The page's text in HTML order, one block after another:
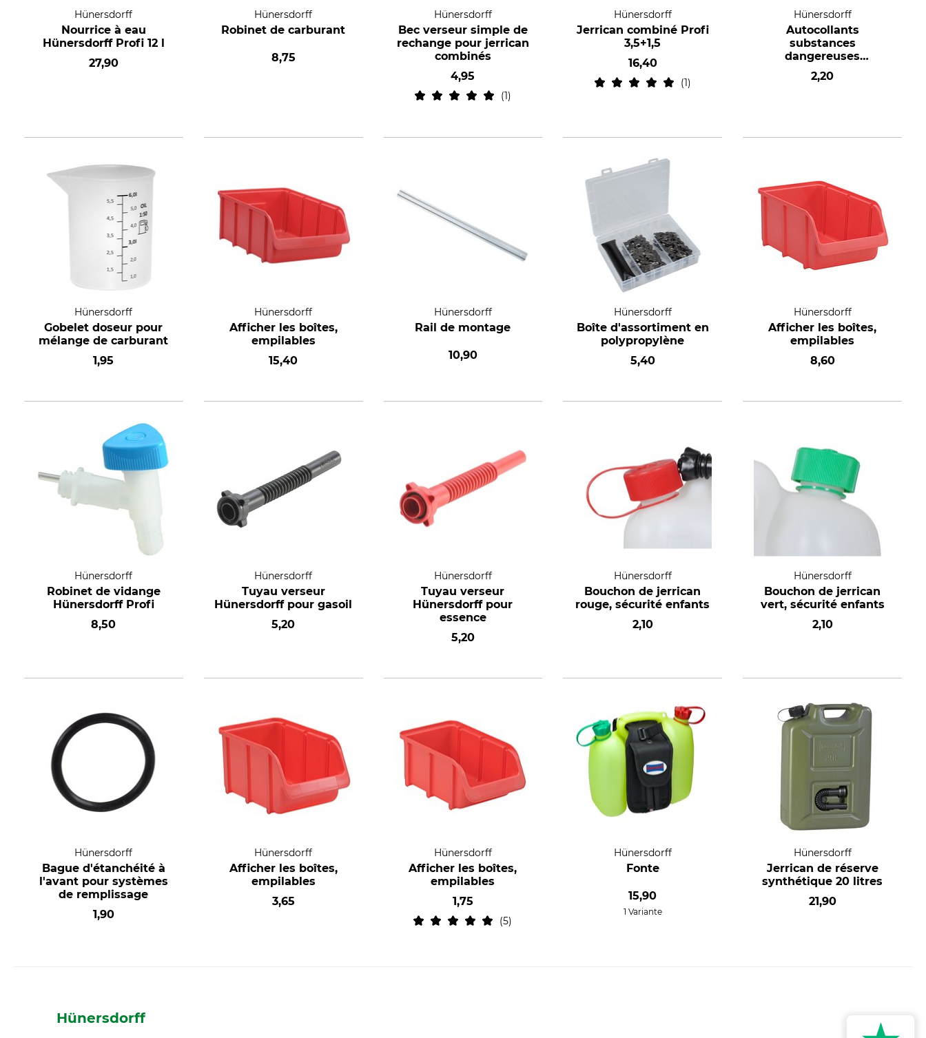
Hünersdorff
Nourrice à eau
Hünersdorff Profi 12 l
27,90
Hünersdorff
Robinet de carburant
8,75
Hünersdorff
Bec verseur simple de
rechange pour jerrican
combinés
4,95
1
Hünersdorff
Jerrican combiné Profi
3,5+1,5
16,40
1
Hünersdorff
Autocollants
substances
dangereuses
Ottokraftstoff & Diesel
(essence & gazole)
2,20
Hünersdorff
Gobelet doseur pour
mélange de carburant
1,95
Hünersdorff
Afficher les boîtes,
empilables
15,40
Hünersdorff
Rail de montage
10,90
Hünersdorff
Boîte d'assortiment en
polypropylène
5,40
Hünersdorff
Afficher les boîtes,
empilables
8,60
Hünersdorff
Robinet de vidange
Hünersdorff Profi
8,50
Hünersdorff
Tuyau verseur
Hünersdorff pour gasoil
5,20
Hünersdorff
Tuyau verseur
Hünersdorff pour
essence
5,20
Hünersdorff
Bouchon de jerrican
rouge, sécurité enfants
2,10
Hünersdorff
Bouchon de jerrican
vert, sécurité enfants
2,10
Hünersdorff
Bague d'étanchéité à
l'avant pour systèmes
de remplissage
1,90
Hünersdorff
Afficher les boîtes,
empilables
3,65
Hünersdorff
Afficher les boîtes,
empilables
1,75
5
Hünersdorff
Fonte
15,90
1 Variante
Hünersdorff
Jerrican de réserve
synthétique 20 litres
21,90
Hünersdorff